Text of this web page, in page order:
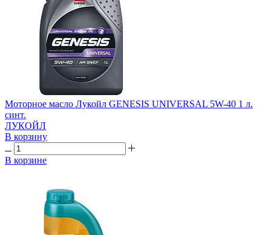
Моторное масло Лукойл GENESIS UNIVERSAL 5W-40 1 л.
синт.
ЛУКОЙЛ
В корзину
В корзине